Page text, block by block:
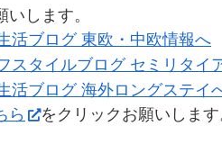
します。
ら をクリックお願いします